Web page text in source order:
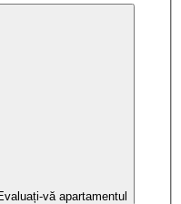
vă apartamentul